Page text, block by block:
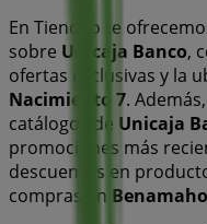
En Tiendeo te
sobre Unicaja Banco,
ofertas exclusivas y la
Nacimiento 7.
catálogos de Unicaja
promociones más
descuentos en
compras en